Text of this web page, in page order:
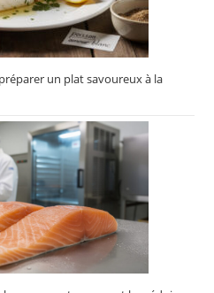
un plat savoureux à la